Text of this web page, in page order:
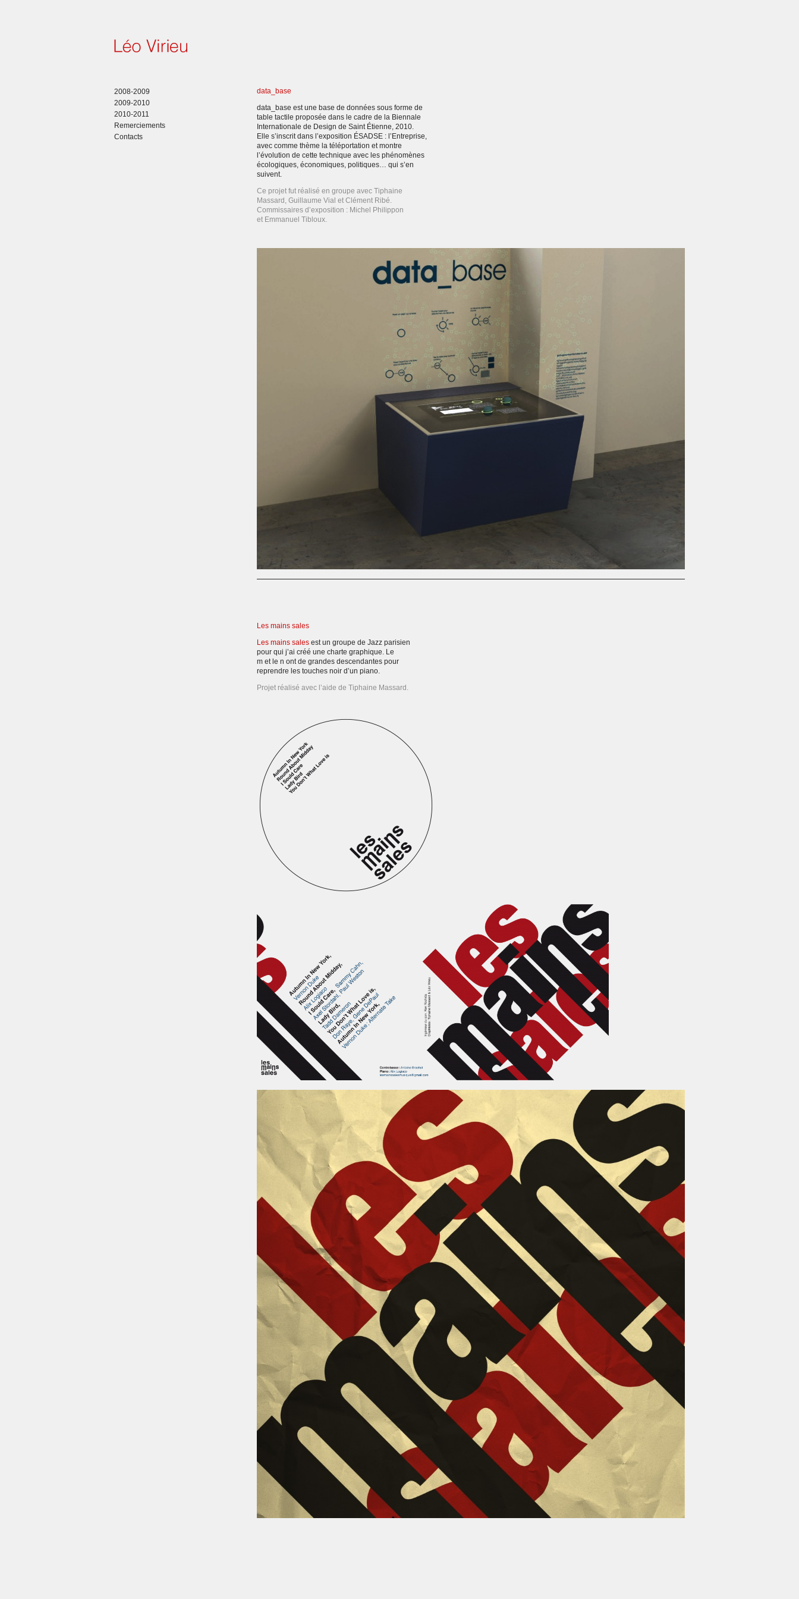
2008-2009
2009-2010
2010-2011
Remerciements
Contacts
data_base
data_base est une base de données sous forme de
table tactile proposée dans le cadre de la Biennale
Internationale de Design de Saint Étienne, 2010.
Elle s’inscrit dans l’exposition ÉSADSE : l’Entreprise,
avec comme thème la téléportation et montre
l’évolution de cette technique avec les phénomènes
écologiques, économiques, politiques… qui s’en
suivent.
Ce projet fut réalisé en groupe avec Tiphaine
Massard, Guillaume Vial et Clément Ribé.
Commissaires d’exposition : Michel Philippon
et Emmanuel Tibloux.
Les mains sales
Les mains sales est un groupe de Jazz parisien
pour qui j’ai créé une charte graphique. Le
m et le n ont de grandes descendantes pour
reprendre les touches noir d’un piano.
Projet réalisé avec l’aide de Tiphaine Massard.